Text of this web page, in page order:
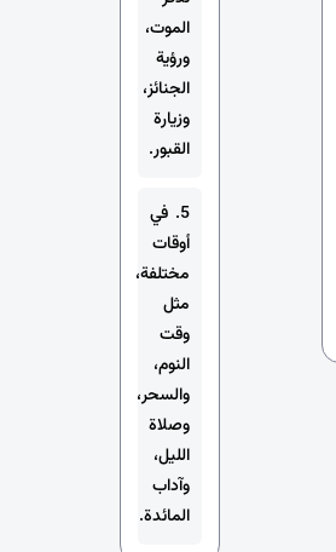
الموت،
ورؤية
الجنائز،
وزيارة
القبور.
5. في
أوقات
مختلفة،
مثل
وقت
النوم،
والسحر،
وصلاة
الليل،
وآداب
المائدة.